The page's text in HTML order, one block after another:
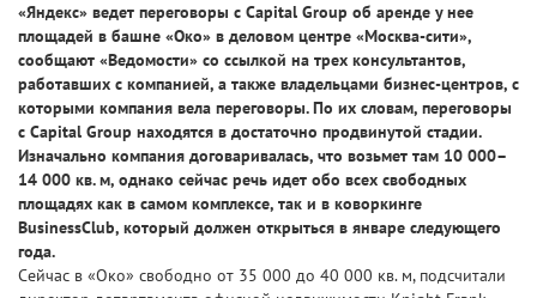
«Яндекс» ведет переговоры с Capital Group об аренде у нее
площадей в башне «Око» в деловом центре «Москва-сити»,
сообщают «Ведомости» со ссылкой на трех консультантов,
работавших с компанией, а также владельцами бизнес-центров, с
которыми компания вела переговоры. По их словам, переговоры
с Capital Group находятся в достаточно продвинутой стадии.
Изначально компания договаривалась, что возьмет там 10 000–
14 000 кв. м, однако сейчас речь идет обо всех свободных
площадях как в самом комплексе, так и в коворкинге
BusinessClub, который должен открыться в январе следующего
года.
Сейчас в «Око» свободно от 35 000 до 40 000 кв. м, подсчитали